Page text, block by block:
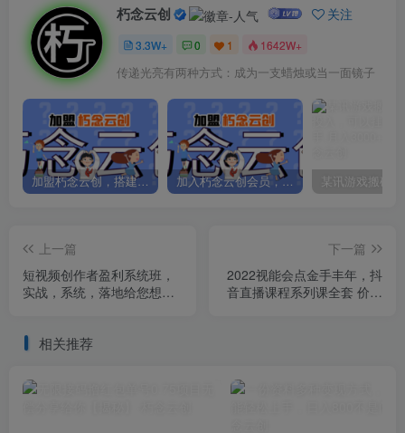
朽念云创 关注
3.3W+ 0 1 1642W+
传递光亮有两种方式：成为一支蜡烛或当一面镜子
加盟朽念云创，搭建同款项目资源站，实现日入2000+ 加入朽念云创会员，全站资源免费学习。
上一篇
短视频创作者盈利系统班，
实战，系统，落地给您想要
下一篇
2022视能会点金手丰年，抖
音直播课程系列课全套 价值
相关推荐